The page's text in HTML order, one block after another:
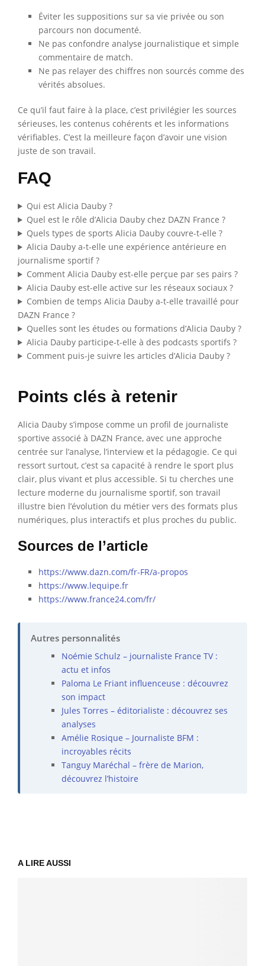
Éviter les suppositions sur sa vie privée ou son
parcours non documenté.
Ne pas confondre analyse journalistique et simple
commentaire de match.
Ne pas relayer des chiffres non sourcés comme des
vérités absolues.
Ce qu’il faut faire à la place, c’est privilégier les sources
sérieuses, les contenus cohérents et les informations
vérifiables. C’est la meilleure façon d’avoir une vision
juste de son travail.
FAQ
Qui est Alicia Dauby ?
Quel est le rôle d’Alicia Dauby chez DAZN France ?
Quels types de sports Alicia Dauby couvre-t-elle ?
Alicia Dauby a-t-elle une expérience antérieure en
journalisme sportif ?
Comment Alicia Dauby est-elle perçue par ses pairs ?
Alicia Dauby est-elle active sur les réseaux sociaux ?
Combien de temps Alicia Dauby a-t-elle travaillé pour
DAZN France ?
Quelles sont les études ou formations d’Alicia Dauby ?
Alicia Dauby participe-t-elle à des podcasts sportifs ?
Comment puis-je suivre les articles d’Alicia Dauby ?
Points clés à retenir
Alicia Dauby s’impose comme un profil de journaliste
sportive associé à DAZN France, avec une approche
centrée sur l’analyse, l’interview et la pédagogie. Ce qui
ressort surtout, c’est sa capacité à rendre le sport plus
clair, plus vivant et plus accessible. Si tu cherches une
lecture moderne du journalisme sportif, son travail
illustre bien l’évolution du métier vers des formats plus
numériques, plus interactifs et plus proches du public.
Sources de l’article
https://www.dazn.com/fr-FR/a-propos
https://www.lequipe.fr
https://www.france24.com/fr/
Autres personnalités
Noémie Schulz – journaliste France TV :
actu et infos
Paloma Le Friant influenceuse : découvrez
son impact
Jules Torres – éditorialiste : découvrez ses
analyses
Amélie Rosique – Journaliste BFM :
incroyables récits
Tanguy Maréchal – frère de Marion,
découvrez l’histoire
A LIRE AUSSI